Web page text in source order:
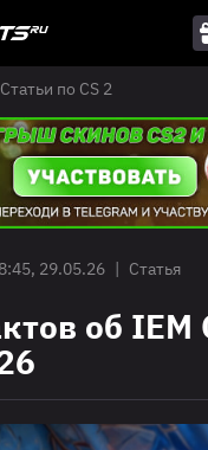
Статьи по CS 2
29.05.26 | Статья
об IEM